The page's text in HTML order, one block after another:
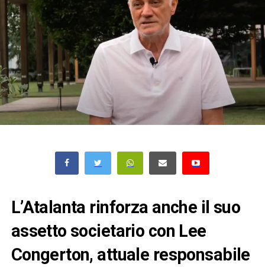
L’Atalanta rinforza anche il suo
assetto societario con Lee
Congerton, attuale responsabile